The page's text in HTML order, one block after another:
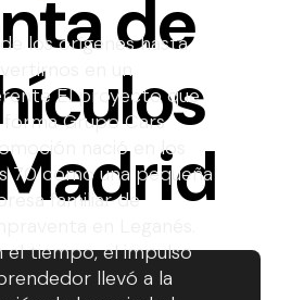
de
los orígenes hasta
en un
El proyecto que
Grupo Cars
nació en los
70 como una pequeña
familiar de
el tiempo, el impulso
llevó a la